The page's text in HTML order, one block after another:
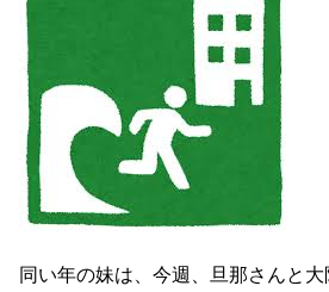
同い年の妹は、今週、旦那さんと